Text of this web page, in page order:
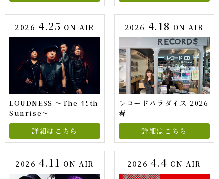
2026 4.25 ON AIR
LOUDNESS ～The 45th
Sunrise～
詳細はこちら
2026 4.18 ON AIR
レコードパラダイス 2026
春
詳細はこちら
2026 4.11 ON AIR 2026 4.4 ON AIR